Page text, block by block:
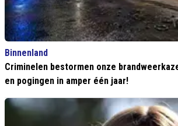
Binnenland
Criminelen bestormen onze
en pogingen in amper één jaar!